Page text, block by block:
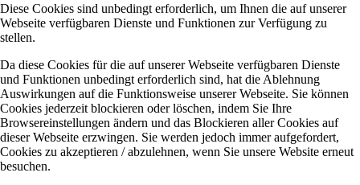
Diese Cookies sind unbedingt erforderlich, um Ihnen die auf unserer
Webseite verfügbaren Dienste und Funktionen zur Verfügung zu
stellen.
Da diese Cookies für die auf unserer Webseite verfügbaren Dienste
und Funktionen unbedingt erforderlich sind, hat die Ablehnung
Auswirkungen auf die Funktionsweise unserer Webseite. Sie können
Cookies jederzeit blockieren oder löschen, indem Sie Ihre
Browsereinstellungen ändern und das Blockieren aller Cookies auf
dieser Webseite erzwingen. Sie werden jedoch immer aufgefordert,
Cookies zu akzeptieren / abzulehnen, wenn Sie unsere Website erneut
besuchen.